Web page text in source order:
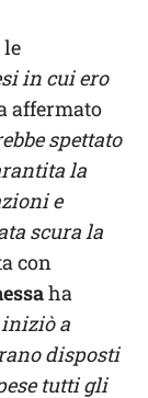
le
in cui ero
affermato
spettato
la
e
scura la
con
ha
iniziò a
disposti
tutti gli